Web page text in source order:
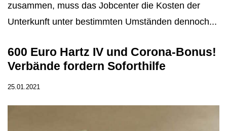
zusammen, muss das Jobcenter die Kosten der
Unterkunft unter bestimmten Umständen dennoch...
600 Euro Hartz IV und Corona-Bonus!
Verbände fordern Soforthilfe
25.01.2021